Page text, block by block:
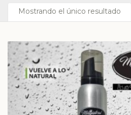
Mostrando el único resultado